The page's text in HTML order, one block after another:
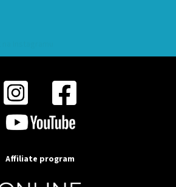
Affiliate program